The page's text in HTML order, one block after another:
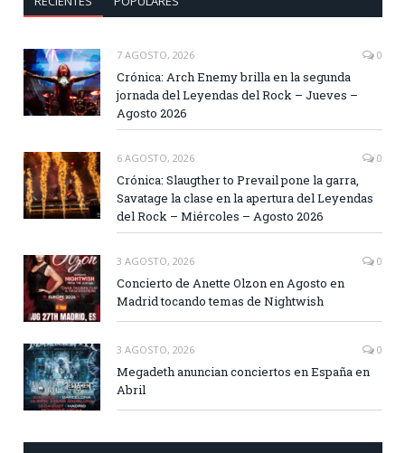
7 AGOSTO, 2026 0
Crónica: Arch Enemy brilla en la segunda
jornada del Leyendas del Rock – Jueves –
Agosto 2026
6 AGOSTO, 2026 0
Crónica: Slaugther to Prevail pone la garra,
Savatage la clase en la apertura del Leyendas
del Rock – Miércoles – Agosto 2026
3 AGOSTO, 2026 0
Concierto de Anette Olzon en Agosto en
Madrid tocando temas de Nightwish
3 AGOSTO, 2026 0
Megadeth anuncian conciertos en España en
Abril